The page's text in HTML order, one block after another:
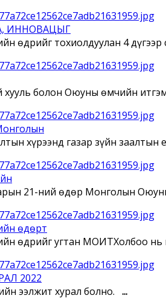
ИННОВАЦЫГ
өдрийг тохиолдуулан 4 дүгээр
болон Оюуны өмчийн
хүрээнд газар зүйн заалтын
21-ний өдөр Монголын
өдөрт
өдрийг угтан МОӨИТХолбоо нь
2022
ээлжит хурал болно. ...